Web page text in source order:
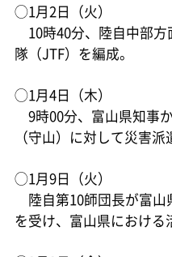
◯1月2日（火）
10時40分、陸自中部方
隊（JTF）を編成。
◯1月4日（木）
9時00分、富山県知事
（守山）に対して災害
◯1月9日（火）
陸自第10師団長が富山
を受け、富山県における